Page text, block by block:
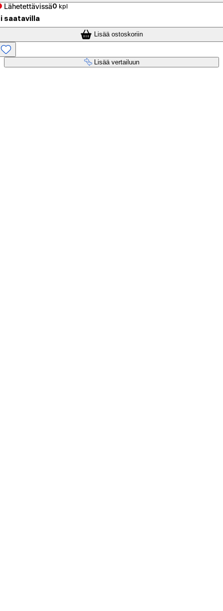
Lähetettävissä0 kpl
saatavilla
Lisää ostoskoriin
Lisää vertailuun